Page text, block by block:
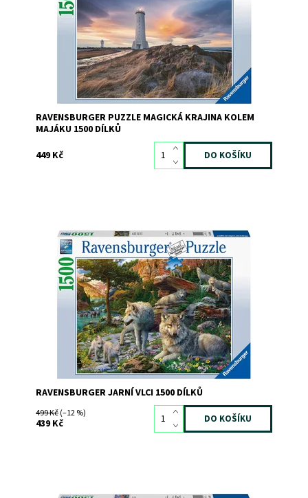
RAVENSBURGER PUZZLE MAGICKÁ KRAJINA KOLEM
MAJÁKU 1500 DÍLKŮ
449 Kč
Dostupnost: Skladem2
8374
Značka:
RAVENSBURGER
RAVENSBURGER JARNÍ VLCI 1500 DÍLKŮ
499 Kč(–12 %)
439 Kč